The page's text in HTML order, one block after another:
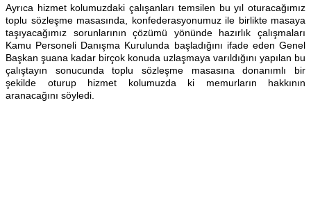
Ayrıca hizmet kolumuzdaki çalışanları temsilen bu yıl oturacağımız
toplu sözleşme masasında, konfederasyonumuz ile birlikte masaya
taşıyacağımız sorunlarının çözümü yönünde hazırlık çalışmaları
Kamu Personeli Danışma Kurulunda başladığını ifade eden Genel
Başkan şuana kadar birçok konuda uzlaşmaya varıldığını yapılan bu
çalıştayın sonucunda toplu sözleşme masasına donanımlı bir
şekilde oturup hizmet kolumuzda ki memurların hakkının
aranacağını söyledi.